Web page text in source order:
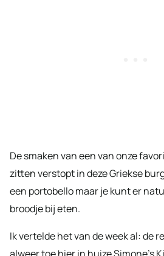
De smaken van een van onze
zitten verstopt in deze Griekse
een portobello maar je kunt er
broodje bij eten.
Ik vertelde het van de week al: de